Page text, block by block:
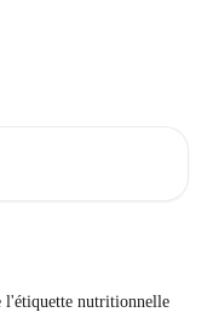
l'étiquette nutritionnelle